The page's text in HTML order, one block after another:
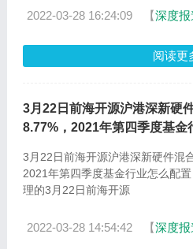
2022-03-28 16:24:09 【深度报
阅读更
3月22日前海开源沪港深新硬
8.77%，2021年第四季度基金
3月22日前海开源沪港深新硬件混
2021年第四季度基金行业怎么配
理的3月22日前海开源
2022-03-28 14:54:42 【深度报